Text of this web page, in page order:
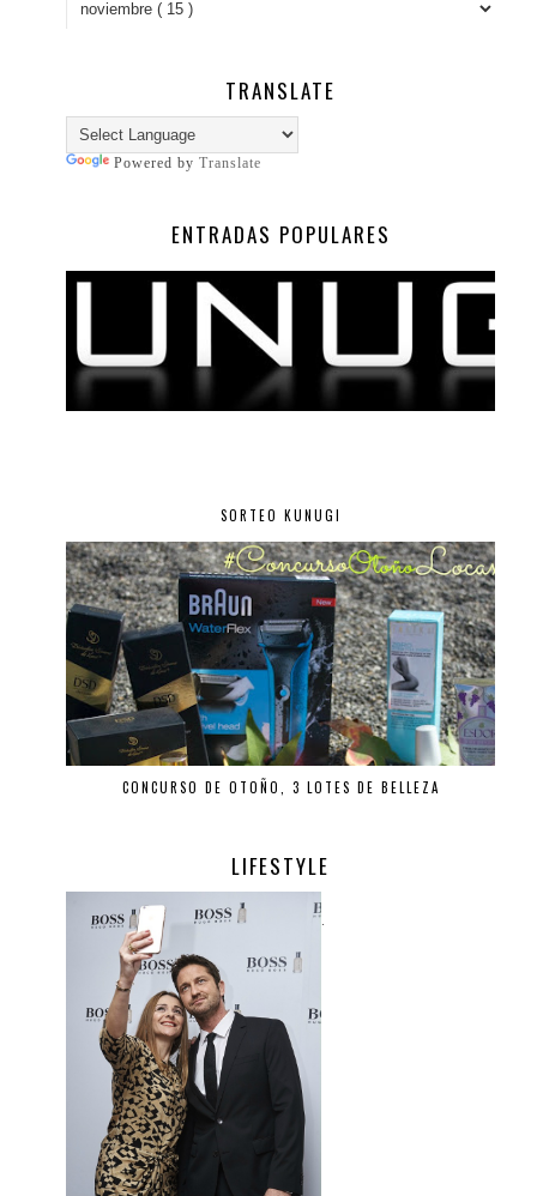
TRANSLATE
Powered by Translate
ENTRADAS POPULARES
SORTEO KUNUGI
CONCURSO DE OTOÑO, 3 LOTES DE BELLEZA
LIFESTYLE
.